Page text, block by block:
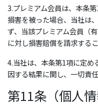
3.プレミアム会員は、本条
損害を被った場合、当社は
ず、当該プレミアム会員（
に対し損害賠償を請求する
4.当社は、本条第1項に定め
因する結果に関し、一切責
第11条（個人情